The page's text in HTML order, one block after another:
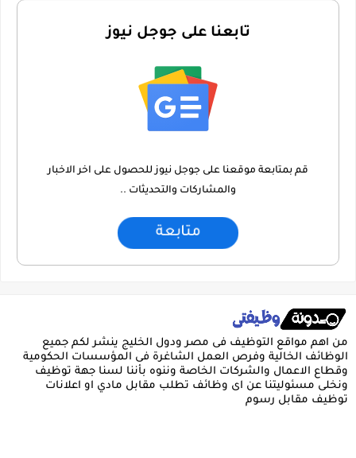
تابعنا على جوجل نيوز
قم بمتابعة موقعنا على جوجل نيوز للحصول على اخر الاخبار
والمشاركات والتحديثات ..
متابعة
من اهم مواقع التوظيف فى مصر ودول الخليج ينشر لكم جميع
الوظائف الخالية وفرص العمل الشاغرة فى المؤسسات الحكومية
وقطاع الاعمال والشركات الخاصة وننوه بأننا لسنا جهة توظيف
ونخلى مسئوليتنا عن اى وظائف تطلب مقابل مادي او اعلانات
توظيف مقابل رسوم